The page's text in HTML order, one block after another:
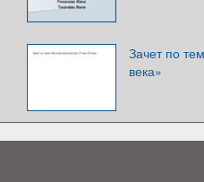
Зачет по
века»